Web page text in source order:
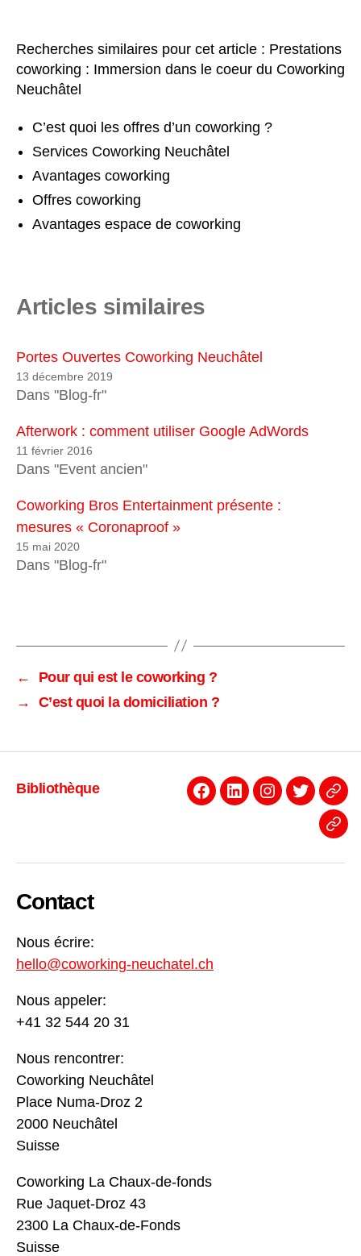
Recherches similaires pour cet article : Prestations
coworking : Immersion dans le coeur du Coworking
Neuchâtel
C’est quoi les offres d’un coworking ?
Services Coworking Neuchâtel
Avantages coworking
Offres coworking
Avantages espace de coworking
Articles similaires
Portes Ouvertes Coworking Neuchâtel
13 décembre 2019
Dans "Blog-fr"
Afterwork : comment utiliser Google AdWords
11 février 2016
Dans "Event ancien"
Coworking Bros Entertainment présente :
mesures « Coronaproof »
15 mai 2020
Dans "Blog-fr"
←
Pour qui est le coworking ?
→
C’est quoi la domiciliation ?
Bibliothèque
Facebook
LinkedinInstagram
Twitter
Contact
Nous écrire:
hello@coworking-neuchatel.ch
Nous appeler:
+41 32 544 20 31
Nous rencontrer:
Coworking Neuchâtel
Place Numa-Droz 2
2000 Neuchâtel
Suisse
Coworking La Chaux-de-fonds
Rue Jaquet-Droz 43
2300 La Chaux-de-Fonds
Suisse